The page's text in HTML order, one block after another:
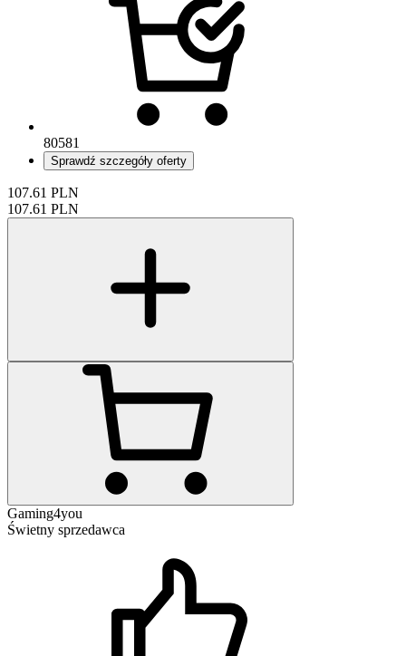
80581
Sprawdź szczegóły oferty
107.61 PLN
107.61 PLN
Gaming4you
Świetny sprzedawca